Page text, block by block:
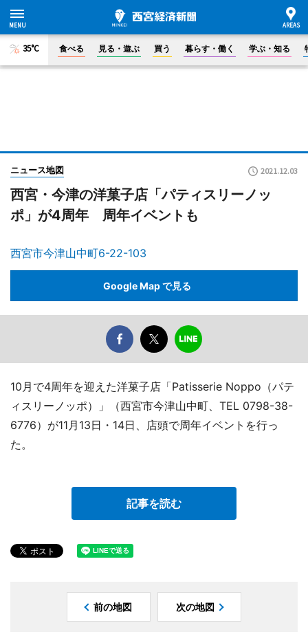
35°C 食べる 見る・遊ぶ 買う 暮らす・働く 学ぶ・知る
ニュース地図 2021.12.03
西宮・今津の洋菓子店「パティスリーノッ
ポ」が4周年 周年イベントも
西宮市今津山中町6-22-103
Google Map で見る
10月で4周年を迎えた洋菓子店「Patisserie Noppo（パテ
ィスリーノッポ）」（西宮市今津山中町、TEL 0798-38-
6776）が11月13日・14日、店頭で周年イベントを行っ
た。
記事を読む
前の地図 次の地図